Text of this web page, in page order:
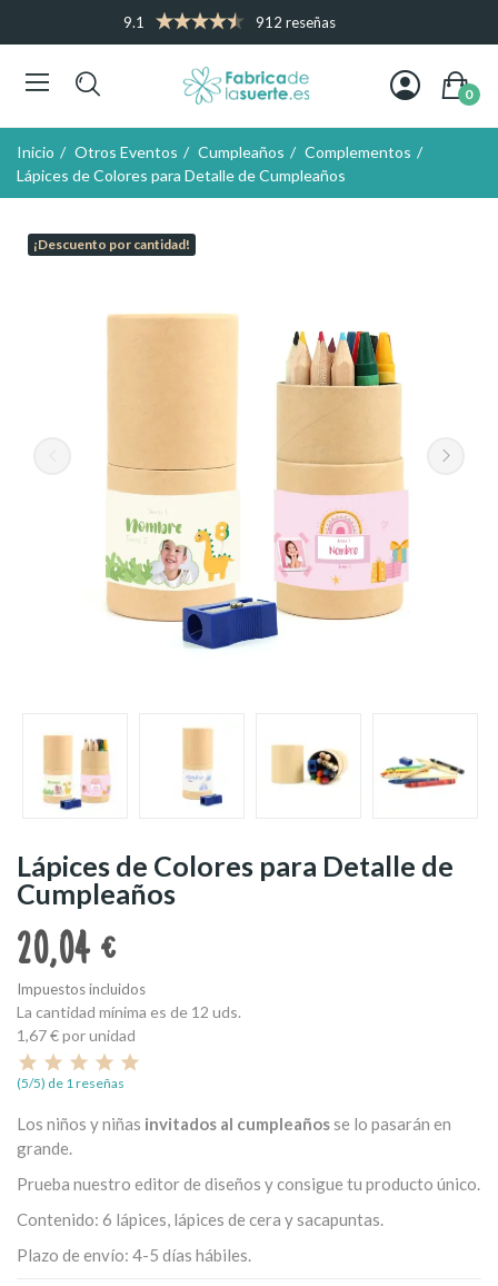
9.1 912 reseñas
0
Inicio Otros Eventos Cumpleaños
Complementos
Lápices de Colores para Detalle de Cumpleaños
¡Descuento por cantidad!
Lápices de Colores para Detalle de
Cumpleaños
20,04 €
Impuestos incluidos
La cantidad mínima es de 12 uds.
1,67 €por unidad
(5/5) de 1 reseñas
Los niños y niñas invitados al cumpleañosse lo pasarán en
grande.
Prueba nuestro editor de diseños y consigue tu producto único.
Contenido: 6 lápices, lápices de cera y sacapuntas.
Plazo de envío: 4-5 días hábiles.